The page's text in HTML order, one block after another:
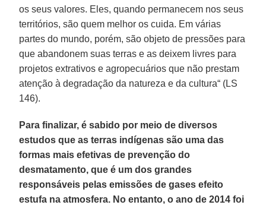
os seus valores. Eles, quando permanecem nos seus
territórios, são quem melhor os cuida. Em várias
partes do mundo, porém, são objeto de pressões para
que abandonem suas terras e as deixem livres para
projetos extrativos e agropecuários que não prestam
atenção à degradação da natureza e da cultura“ (LS
146).
Para finalizar, é sabido por meio de diversos
estudos que as terras indígenas são uma das
formas mais efetivas de prevenção do
desmatamento, que é um dos grandes
responsáveis pelas emissões de gases efeito
estufa na atmosfera. No entanto, o ano de 2014 foi